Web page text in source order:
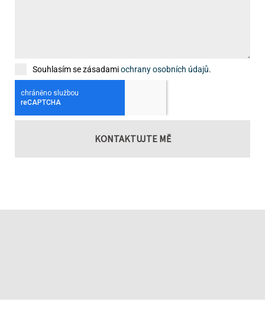
Souhlasím se zásadamiochrany osobních údajů.
KONTAKTUJTE MĚ